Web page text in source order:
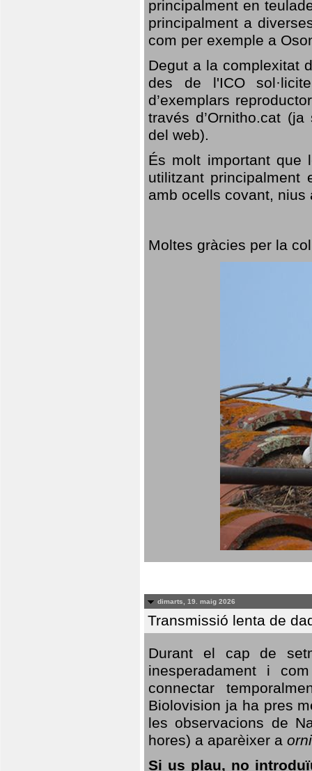
principalment en
principalment a
com per exemple a
Degut a la complexitat
des de l'ICO
d’exemplars
través d’Ornitho.cat
del web).
És molt important que
utilitzant
amb ocells covant,
Moltes gràcies per la
dimarts, 19. maig 2026
Transmissió lenta de
Durant el cap de
inesperadament i
connectar
Biolovision ja ha pres
les observacions de
hores) a aparèixer a
Si us plau, no